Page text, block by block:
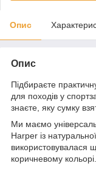
Опис
Опис
Підбираєте
для походів у
знаєте, яку сумку
Ми маємо
Harper із
використовувалася
коричневому кольорі.